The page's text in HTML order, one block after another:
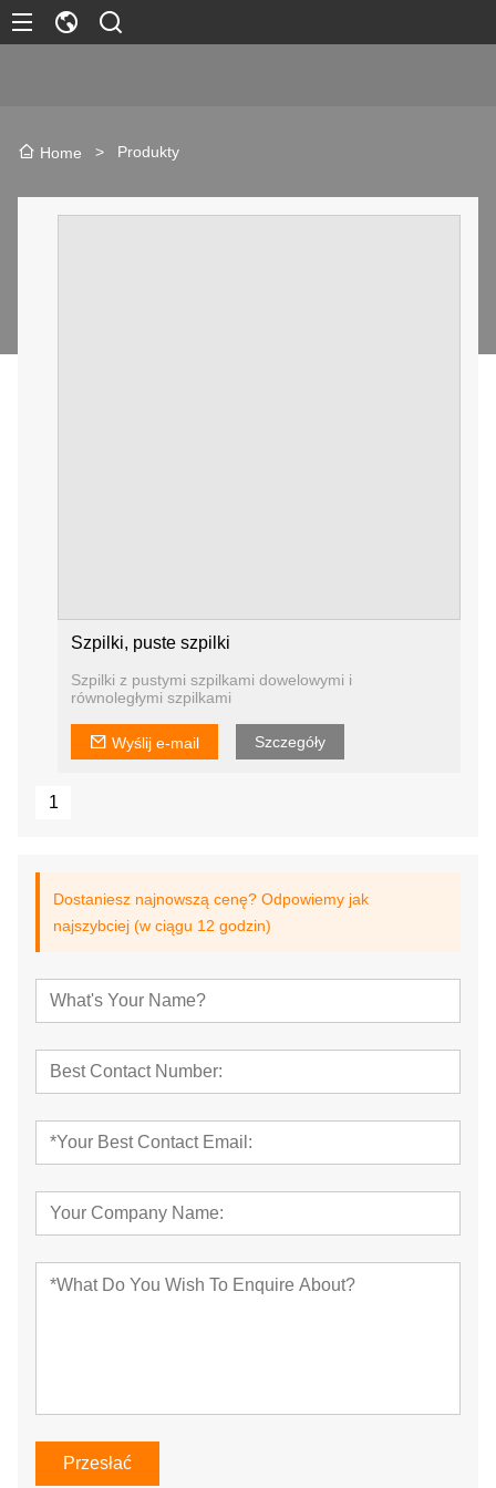
Home > Produkty
Szpilki, puste szpilki
Szpilki z pustymi szpilkami dowelowymi i
równoległymi szpilkami
Wyślij e-mail Szczegóły
1
Dostaniesz najnowszą cenę? Odpowiemy jak
najszybciej (w ciągu 12 godzin)
Przesłać